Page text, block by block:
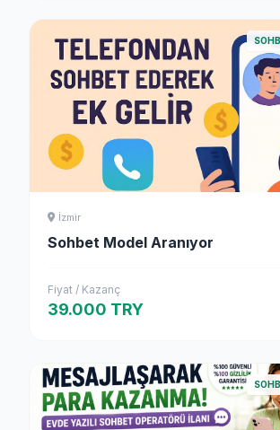
İzmir
Sohbet Model Aranıyor
Fiyat / Kazanç
39.000 TRY